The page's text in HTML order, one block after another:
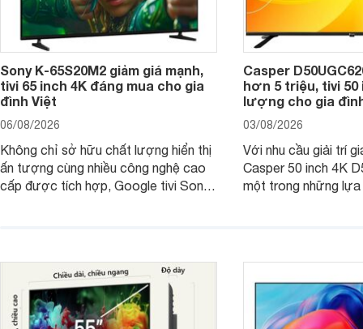
Sony K-65S20M2 giảm giá mạnh,
tivi 65 inch 4K đáng mua cho gia
đình Việt
06/08/2026
Không chỉ sở hữu chất lượng hiển thị
ấn tượng cùng nhiều công nghệ cao
cấp được tích hợp, Google tivi Sony
Casper
hơn 5 triệu, tivi 50
lượng cho gia
03/08/2026
Với nhu cầu giải trí
Casper 50 inch 4K
một trong những lựa